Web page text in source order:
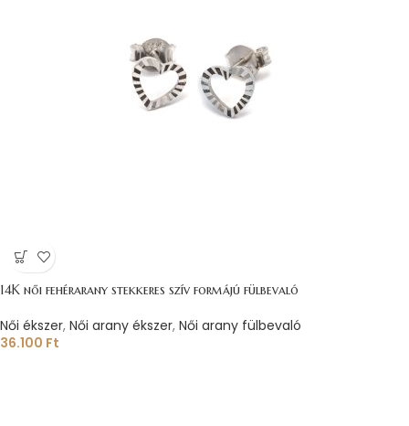
14K női fehérarany stekkeres szív formájú fülbevaló
Női ékszer, Női arany ékszer, Női arany fülbevaló
36.100 Ft